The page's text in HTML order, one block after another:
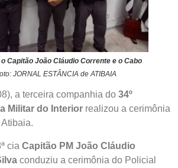
Capitão João Cláudio Corrente e o Cabo
JORNAL ESTÂNCIA de ATIBAIA
a terceira companhia do 34º
Militar do Interior realizou a cerimônia
Atibaia.
cia Capitão PM João Cláudio
conduziu a cerimônia do Policial